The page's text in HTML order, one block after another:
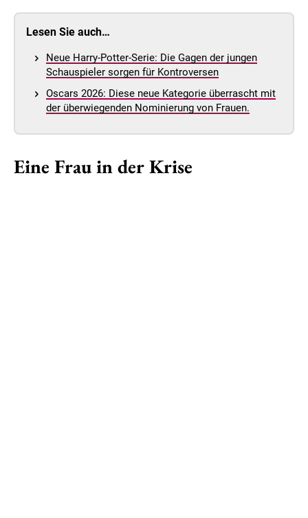
Lesen Sie auch…
Neue Harry-Potter-Serie: Die Gagen der jungen
Schauspieler sorgen für Kontroversen
Oscars 2026: Diese neue Kategorie überrascht mit
der überwiegenden Nominierung von Frauen.
Eine Frau in der Krise